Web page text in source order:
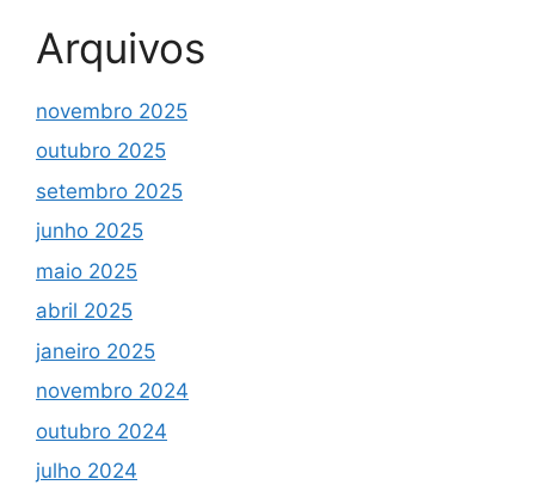
Arquivos
novembro 2025
outubro 2025
setembro 2025
junho 2025
maio 2025
abril 2025
janeiro 2025
novembro 2024
outubro 2024
julho 2024